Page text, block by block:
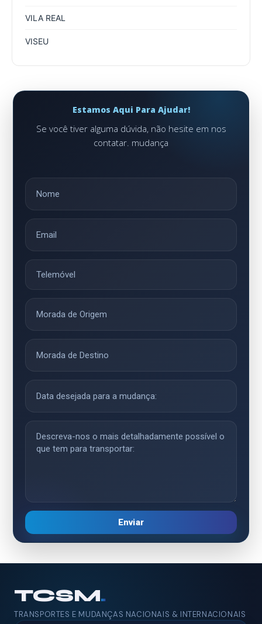
VILA REAL
VISEU
Estamos Aqui Para Ajudar!
Se você tiver alguma dúvida, não hesite em nos
contatar. mudança
Enviar
TCSM.
TRANSPORTES E MUDANÇAS NACIONAIS & INTERNACIONAIS